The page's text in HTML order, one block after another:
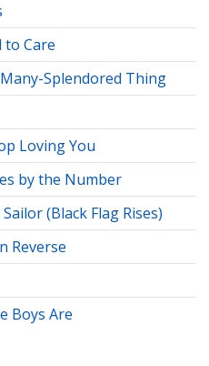
to Care
Splendored Thing
Loving You
by the Number
Sailor (Black Flag Rises)
Reverse
Boys Are